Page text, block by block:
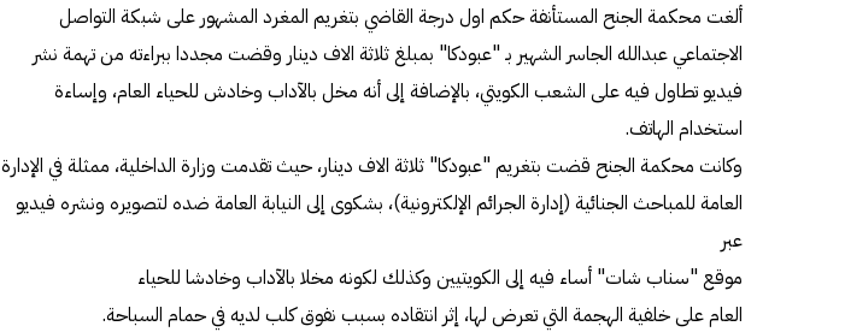
ألغت محكمة الجنح المستأنفة حكم اول درجة القاضي بتغريم المغرد المشهور على شبكة التواصل
الاجتماعي عبدالله الجاسر الشهير بـ "عبودكا" بمبلغ ثلاثة الاف دينار وقضت مجددا ببراءته من تهمة نشر
فيديو تطاول فيه على الشعب الكويتي، بالإضافة إلى أنه مخل بالآداب وخادش للحياء العام، وإساءة
استخدام الهاتف.
وكانت محكمة الجنح قضت بتغريم "عبودكا" ثلاثة الاف دينار، حيث تقدمت وزارة الداخلية، ممثلة في الإدارة
العامة للمباحث الجنائية (إدارة الجرائم الإلكترونية)، بشكوى إلى النيابة العامة ضده لتصويره ونشره فيديو
عبر
موقع "سناب شات" أساء فيه إلى الكويتيين وكذلك لكونه مخلا بالآداب وخادشا للحياء
العام على خلفية الهجمة التي تعرض لها، إثر انتقاده بسبب نفوق كلب لديه في حمام السباحة.